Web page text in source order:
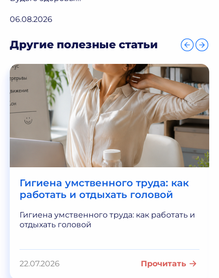
06.08.2026
Другие полезные статьи
Гигиена умственного труда: как
работать и отдыхать головой
Гигиена умственного труда: как работать и
отдыхать головой
22.07.2026 Прочитать